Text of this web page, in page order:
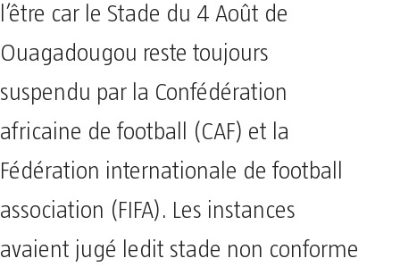
l’être car le Stade du 4 Août de
Ouagadougou reste toujours
suspendu par la Confédération
africaine de football (CAF) et la
Fédération internationale de football
association (FIFA). Les instances
avaient jugé ledit stade non conforme